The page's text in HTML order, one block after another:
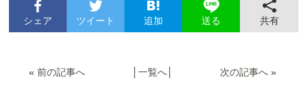
シェア ツイート 追加 送る 共有
« 前の記事へ 一覧へ│ 次の記事へ»